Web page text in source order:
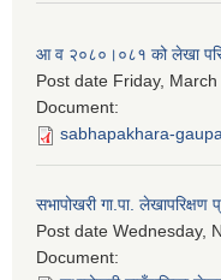
आ व २०८०।०८१ को लेखा
Post date Friday,
Document:
sabhapakhara-
सभापोखरी गा.पा.
Post date Wednesday,
Document: